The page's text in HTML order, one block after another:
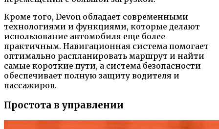
Кроме того, Devon обладает современными
технологиями и функциями, которые делают
использование автомобиля еще более
практичным. Навигационная система помогает
оптимально распланировать маршрут и найти
самые короткие пути, а система безопасности
обеспечивает полную защиту водителя и
пассажиров.
Простота в управлении